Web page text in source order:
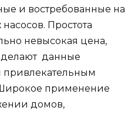
и востребованные на
Простота
невысокая цена,
данные
применение
домов,